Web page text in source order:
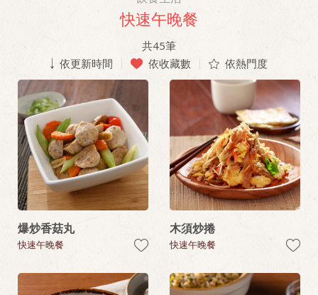
快速午晚餐
共45筆
依更新時間
依收藏數 依熱門度
爆炒香菇丸
快速午晚餐
木須炒捲
快速午晚餐